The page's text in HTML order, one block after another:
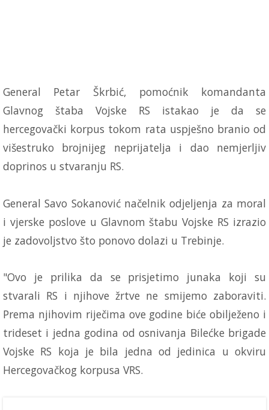
General Petar Škrbić, pomoćnik komandanta
Glavnog štaba Vojske RS istakao je da se
hercegovački korpus tokom rata uspješno branio od
višestruko brojnijeg neprijatelja i dao nemjerljiv
doprinos u stvaranju RS.
General Savo Sokanović načelnik odjeljenja za moral
i vjerske poslove u Glavnom štabu Vojske RS izrazio
je zadovoljstvo što ponovo dolazi u Trebinje.
"Ovo je prilika da se prisjetimo junaka koji su
stvarali RS i njihove žrtve ne smijemo zaboraviti.
Prema njihovim riječima ove godine biće obilježeno i
trideset i jedna godina od osnivanja Bilećke brigade
Vojske RS koja je bila jedna od jedinica u okviru
Hercegovačkog korpusa VRS.